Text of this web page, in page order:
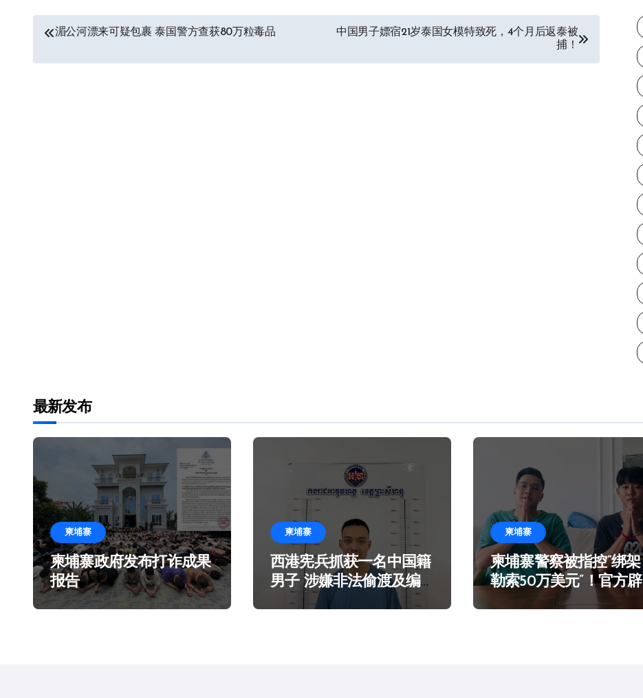
文
章
湄公河漂来可疑包裹 泰国警方查获80万粒毒品
中国男子嫖宿21岁泰国女模特致死，4个月后返泰被
捕！
最新发布
柬埔寨
柬埔寨政府发布打诈成果
报告
柬埔寨
西港宪兵抓获一名中国籍
男子 涉嫌非法偷渡及编
造谎言在海滩乞讨
柬埔寨
柬埔寨警察被指控“绑架
勒索50万美元”！官方辟